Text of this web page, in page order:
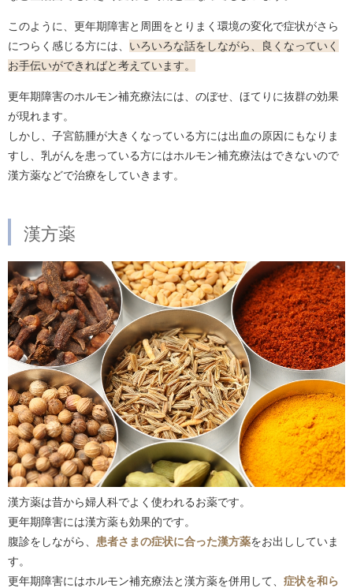
このように、更年期障害と周囲をとりまく環境の変化で症状がさら
につらく感じる方には、 いろいろな話をしながら、良くなっていく
お手伝いができればと考えています。
更年期障害のホルモン補充療法には、のぼせ、ほてりに抜群の効果
が現れます。
しかし、子宮筋腫が大きくなっている方には出血の原因にもなりま
すし、乳がんを患っている方にはホルモン補充療法はできないので
漢方薬などで治療をしていきます。
漢方薬
漢方薬は昔から婦人科でよく使われるお薬です。
更年期障害には漢方薬も効果的です。
腹診をしながら、 患者さまの症状に合った漢方薬をお出ししていま
す。
更年期障害にはホルモン補充療法と漢方薬を併用して、 症状を和ら